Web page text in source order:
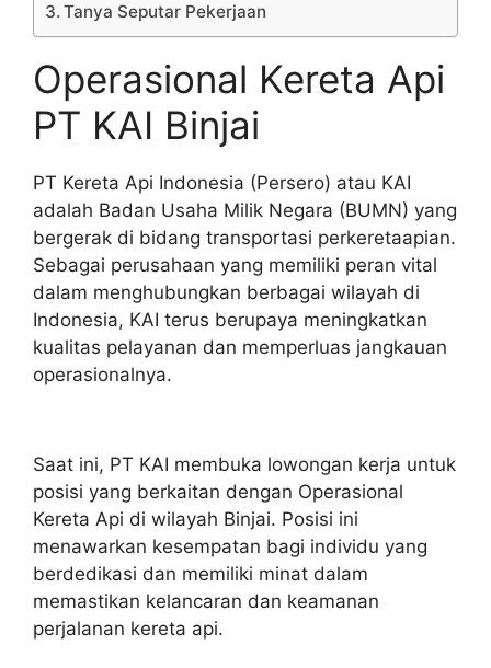
Tanya Seputar Pekerjaan
Operasional Kereta Api
PT KAI Binjai
PT Kereta Api Indonesia (Persero) atau KAI
adalah Badan Usaha Milik Negara (BUMN) yang
bergerak di bidang transportasi perkeretaapian.
Sebagai perusahaan yang memiliki peran vital
dalam menghubungkan berbagai wilayah di
Indonesia, KAI terus berupaya meningkatkan
kualitas pelayanan dan memperluas jangkauan
operasionalnya.
Saat ini, PT KAI membuka lowongan kerja untuk
posisi yang berkaitan dengan Operasional
Kereta Api di wilayah Binjai. Posisi ini
menawarkan kesempatan bagi individu yang
berdedikasi dan memiliki minat dalam
memastikan kelancaran dan keamanan
perjalanan kereta api.